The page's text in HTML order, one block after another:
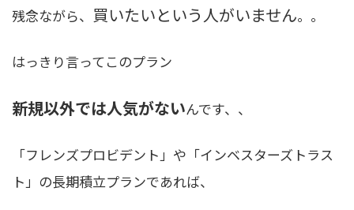
残念ながら、 買いたいという人がいません。。
はっきり言ってこのプラン
新規以外では人気がないんです、、
「フレンズプロビデント」や「インベスターズトラス
ト」の長期積立プランであれば、